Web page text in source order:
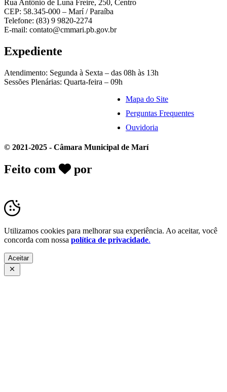
Rua Antônio de Luna Freire, 250, Centro
CEP: 58.345-000 – Marí / Paraíba
Telefone: (83) 9 9820-2274
E-mail: contato@cmmari.pb.gov.br
Expediente
Atendimento: Segunda à Sexta – das 08h às 13h
Sessões Plenárias: Quarta-feira – 09h
Mapa do Site
Perguntas Frequentes
Ouvidoria
© 2021-2025 - Câmara Municipal de Marí
Feito com por
Utilizamos cookies para melhorar sua experiência. Ao aceitar, você
concorda com nossa política de privacidade.
Aceitar